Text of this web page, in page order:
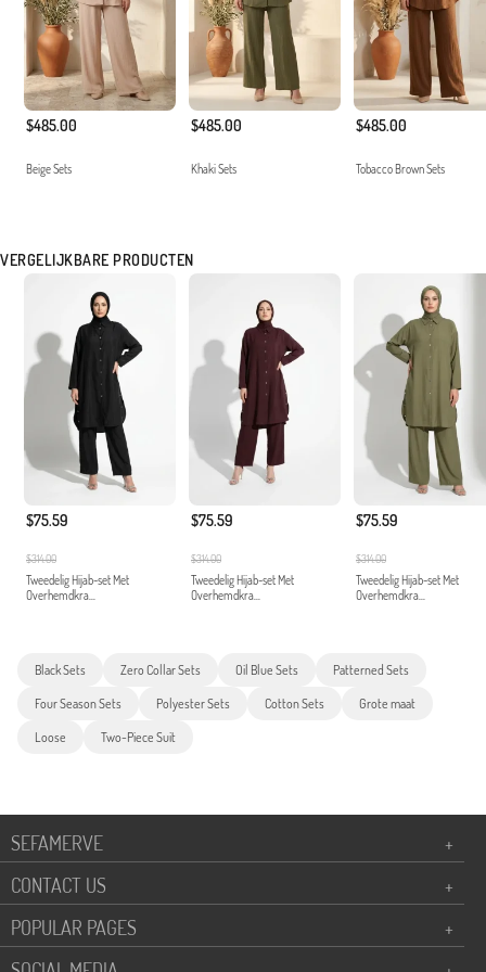
$485.00
Beige Sets
$485.00
Khaki Sets
$485.00
Tobacco Brown Sets
VERGELIJKBARE PRODUCTEN
$75.59
$314.00
Tweedelig Hijab-set Met
Overhemdkra...
$75.59
$314.00
Tweedelig Hijab-set Met
Overhemdkra...
$75.59
$314.00
Tweedelig Hijab-set Met
Overhemdkra...
Black Sets Zero Collar Sets Oil Blue Sets Patterned Sets
Four Season Sets Polyester Sets Cotton Sets Grote maat
Loose Two-Piece Suit
SEFAMERVE
+
CONTACT US
+
POPULAR PAGES
+